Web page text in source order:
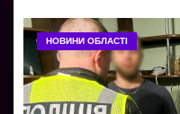
НОВИНИ ОБЛАСТІ